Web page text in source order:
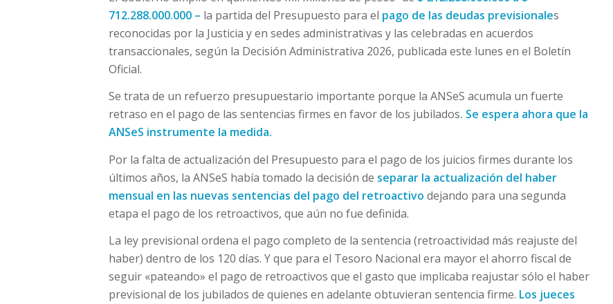
712.288.000.000 – la partida del Presupuesto para el pago de las deudas previsionales
reconocidas por la Justicia y en sedes administrativas y las celebradas en acuerdos
transaccionales, según la Decisión Administrativa 2026, publicada este lunes en el Boletín
Oficial.
Se trata de un refuerzo presupuestario importante porque la ANSeS acumula un fuerte
retraso en el pago de las sentencias firmes en favor de los jubilados. Se espera ahora que la
ANSeS instrumente la medida.
Por la falta de actualización del Presupuesto para el pago de los juicios firmes durante los
últimos años, la ANSeS había tomado la decisión de separar la actualización del haber
mensual en las nuevas sentencias del pago del retroactivo dejando para una segunda
etapa el pago de los retroactivos, que aún no fue definida.
La ley previsional ordena el pago completo de la sentencia (retroactividad más reajuste del
haber) dentro de los 120 días. Y que para el Tesoro Nacional era mayor el ahorro fiscal de
seguir «pateando» el pago de retroactivos que el gasto que implicaba reajustar sólo el haber
previsional de los jubilados de quienes en adelante obtuvieran sentencia firme. Los jueces